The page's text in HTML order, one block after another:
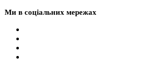
Ми в соціальних мережах